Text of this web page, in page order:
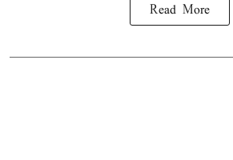
Read More